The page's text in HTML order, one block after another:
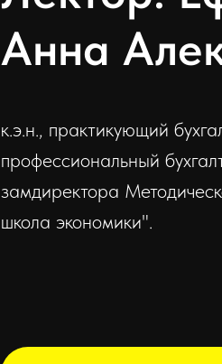
Анна
к.э.н., практикующий
профессиональный
замдиректора
школа экономики".